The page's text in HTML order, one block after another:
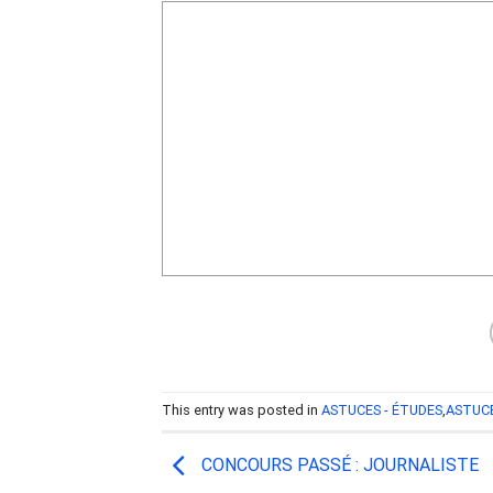
This entry was posted in ASTUCES - ÉTUDES,
CONCOURS PASSÉ : JOURNALISTE